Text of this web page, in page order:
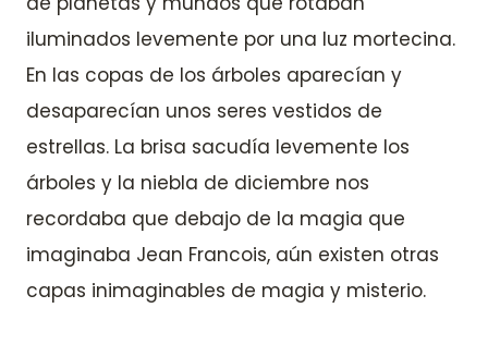
iluminados levemente por una luz mortecina.
En las copas de los árboles aparecían y
desaparecían unos seres vestidos de
estrellas. La brisa sacudía levemente los
árboles y la niebla de diciembre nos
recordaba que debajo de la magia que
imaginaba Jean Francois, aún existen otras
capas inimaginables de magia y misterio.